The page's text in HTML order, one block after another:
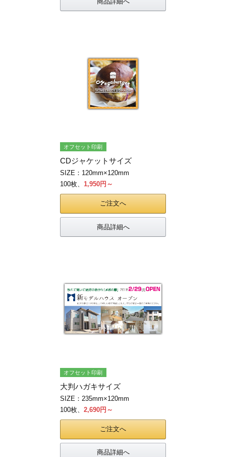
オフセット印刷
CDジャケットサイズ
SIZE：120mm×120mm
100枚、 1,950円～
ご注文へ
商品詳細へ
オフセット印刷
大判ハガキサイズ
SIZE：235mm×120mm
100枚、 2,690円～
ご注文へ
商品詳細へ